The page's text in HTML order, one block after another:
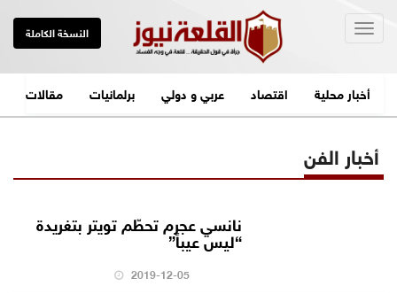
النسخة الكاملة
أخبار محلية اقتصاد عربي و دولي برلمانيات مقالات
أخبار الفن
نانسي عجرم تحطّم تويتر بتغريدة
“ليس عيباً”
2019-12-05